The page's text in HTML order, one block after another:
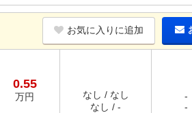
お気に入りに追加
0.55
万円
なし / なし
なし / -
-
-